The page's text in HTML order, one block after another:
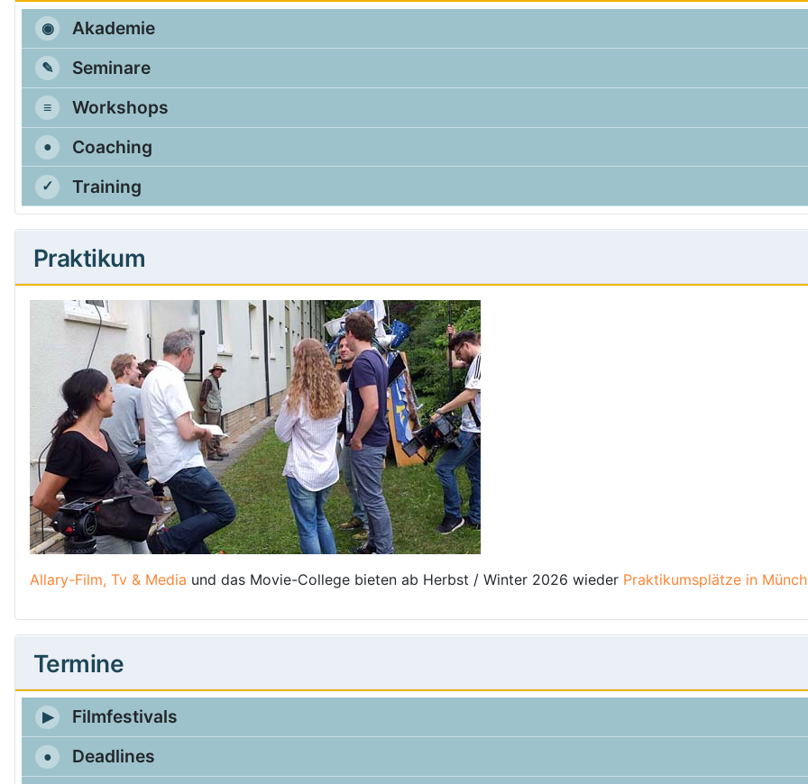
Akademie
Seminare
Workshops
Coaching
Training
Praktikum
Allary-Film, Tv & Media und das Movie-College bieten ab Herbst / Winter 2026 wieder Praktikumsplätze in
Termine
Filmfestivals
Deadlines